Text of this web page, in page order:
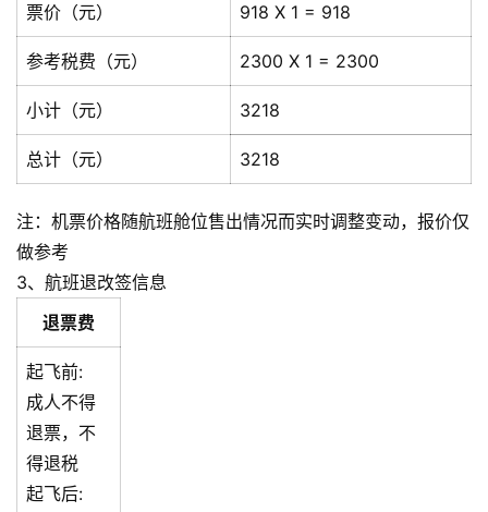
票价（元） 918 X 1 = 918
参考税费（元） 2300 X 1 = 2300
小计（元） 3218
总计（元） 3218
注：机票价格随航班舱位售出情况而实时调整变动，报价仅
做参考
3、航班退改签信息
退票费
起飞前:
成人不得
退票，不
得退税
起飞后: